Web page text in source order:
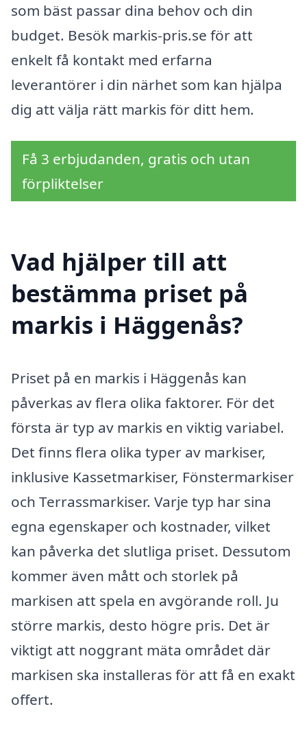
som bäst passar dina behov och din
budget. Besök markis-pris.se för att
enkelt få kontakt med erfarna
leverantörer i din närhet som kan hjälpa
dig att välja rätt markis för ditt hem.
Få 3 erbjudanden, gratis och utan
förpliktelser
Vad hjälper till att
bestämma priset på
markis i Häggenås?
Priset på en markis i Häggenås kan
påverkas av flera olika faktorer. För det
första är typ av markis en viktig variabel.
Det finns flera olika typer av markiser,
inklusive Kassetmarkiser, Fönstermarkiser
och Terrassmarkiser. Varje typ har sina
egna egenskaper och kostnader, vilket
kan påverka det slutliga priset. Dessutom
kommer även mått och storlek på
markisen att spela en avgörande roll. Ju
större markis, desto högre pris. Det är
viktigt att noggrant mäta området där
markisen ska installeras för att få en exakt
offert.